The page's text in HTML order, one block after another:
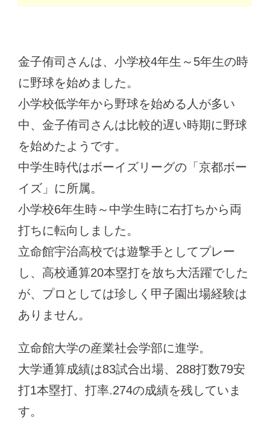
金子侑司さんは、小学校4年生～5年生の時
に野球を始めました。
小学校低学年から野球を始める人が多い
中、金子侑司さんは比較的遅い時期に野球
を始めたようです。
中学生時代はボーイズリーグの「京都ボー
イズ」に所属。
小学校6年生時～中学生時に右打ちから両
打ちに転向しました。
立命館宇治高校では遊撃手としてプレー
し、高校通算20本塁打を放ち大活躍でした
が、プロとしては珍しく甲子園出場経験は
ありません。
立命館大学の産業社会学部に進学。
大学通算成績は83試合出場、288打数79安
打1本塁打、打率.274の成績を残していま
す。